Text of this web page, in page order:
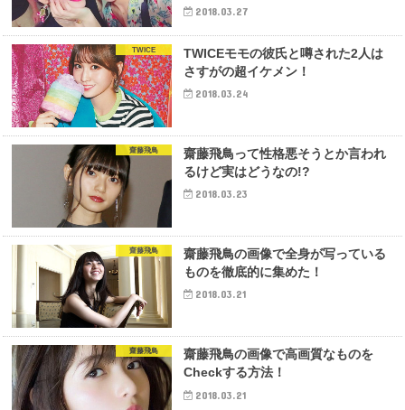
2018.03.27
TWICE
TWICEモモの彼氏と噂された2人は
さすがの超イケメン！
2018.03.24
齋藤飛鳥
齋藤飛鳥って性格悪そうとか言われ
るけど実はどうなの!?
2018.03.23
齋藤飛鳥
齋藤飛鳥の画像で全身が写っている
ものを徹底的に集めた！
2018.03.21
齋藤飛鳥
齋藤飛鳥の画像で高画質なものを
Checkする方法！
2018.03.21